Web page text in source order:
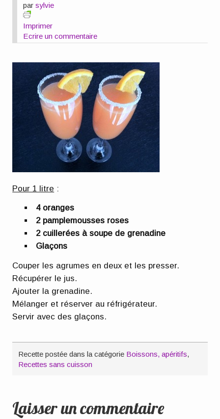
parsylvie
Imprimer
Ecrire un commentaire
Pour 1 litre :
4 oranges
2 pamplemousses roses
2 cuillerées à soupe de grenadine
Glaçons
Couper les agrumes en deux et les presser.
Récupérer le jus.
Ajouter la grenadine.
Mélanger et réserver au réfrigérateur.
Servir avec des glaçons.
Recette postée dans la catégorie Boissons, apéritifs,
Recettes sans cuisson
Laisser un commentaire